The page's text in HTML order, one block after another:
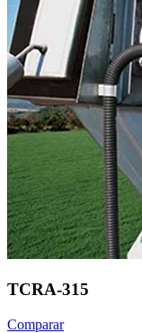
TCRA-315
Comparar